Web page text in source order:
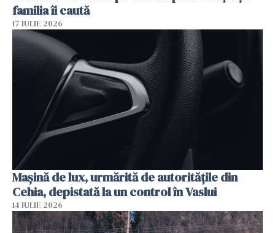
familia îi caută
17 IULIE 2026
Mașină de lux, urmărită de autoritățile din
Cehia, depistată la un control în Vaslui
14 IULIE 2026